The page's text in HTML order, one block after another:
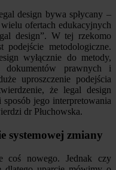
design bywa spłycany –
ofertach edukacyjnych
design”. W tej rzekomo
metodologiczne.
wyłącznie do metody,
dokumentów prawnych i
uproszczenie podejścia
że legal design
jego interpretowania
dr Płuchowska.
systemowej zmiany
coś nowego. Jednak czy